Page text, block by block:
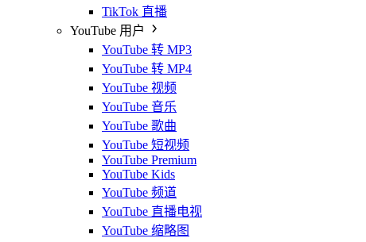
TikTok 直播
YouTube 用户
YouTube 转 MP3
YouTube 转 MP4
YouTube 视频
YouTube 音乐
YouTube 歌曲
YouTube 短视频
YouTube Premium
YouTube Kids
YouTube 频道
YouTube 直播电视
YouTube 缩略图